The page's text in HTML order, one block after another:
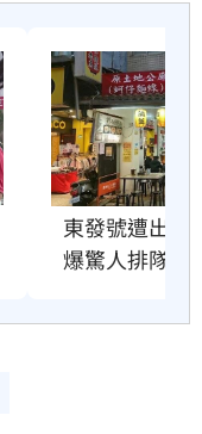
東發號遭出征
爆驚人排隊人